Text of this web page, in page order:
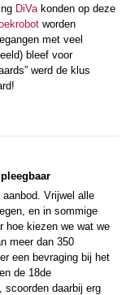
DiVakonden op deze
worden
met veel
bleef voor
werd de klus
Vrijwel alle
en in sommige
hoe kiezen we wat we
meer dan 350
een bevraging bij het
de 18de
scoorden daarbij erg